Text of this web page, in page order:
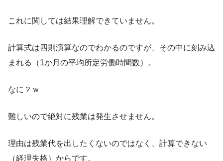
これに関しては結果理解できていません。
計算式は四則演算なのでわかるのですが、その中に刻み込
まれる（1か月の平均所定労働時間数）。
なに？ｗ
難しいので絶対に残業は発生させません。
理由は残業代を出したくないのではなく、計算できない
（経理失格）からです。